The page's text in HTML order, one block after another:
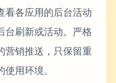
看各应用的后台活动
台刷新或活动。严格
营销推送，只保留重
用环境。